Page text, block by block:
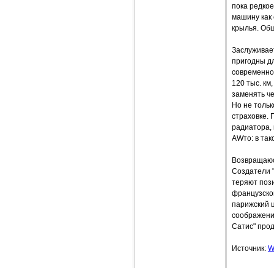
пока
машину как
крылья.
пригодны
120 тыс.
заменять
Но не
страховке.
радиатора,
AWто: в
Создатели
теряют
парижский
Сатис"
Источник: